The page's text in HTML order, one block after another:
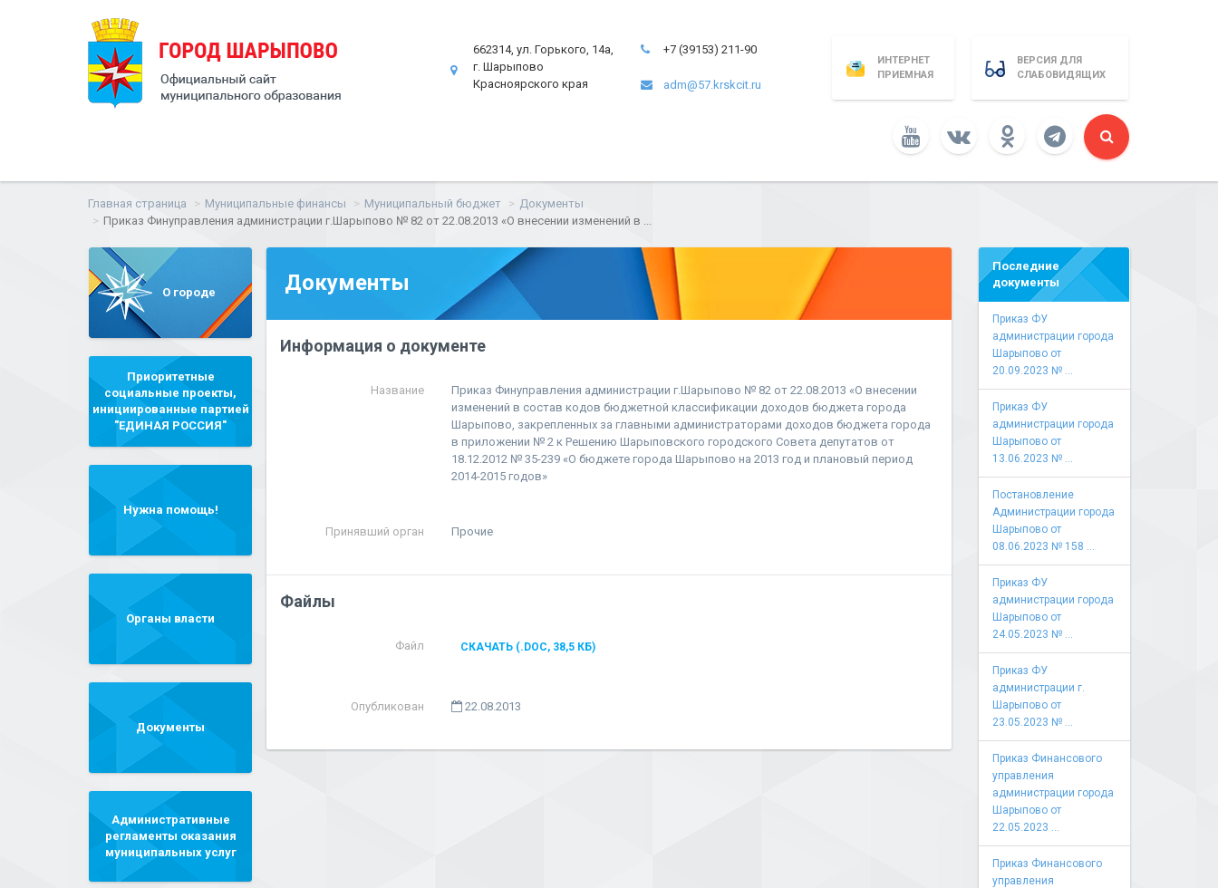
662314, ул. Горького, 14а,
г. Шарыпово
Красноярского края
+7 (39153) 211-90
adm@57.krskcit.ru
ИНТЕРНЕТ
ПРИЕМНАЯ
ВЕРСИЯ ДЛЯ
СЛАБОВИДЯЩИХ
Главная страница Муниципальные финансы Муниципальный бюджет
Документы
Приказ Финуправления администрации г.Шарыпово № 82 от 22.08.2013 «О внесении изменений в ...
О городе
Приоритетные
социальные проекты,
инициированные партией
"ЕДИНАЯ РОССИЯ"
Нужна помощь!
Органы власти
Документы
Административные
регламенты оказания
муниципальных услуг
Документы
Информация о документе
Название
Приказ Финуправления администрации г.Шарыпово № 82 от 22.08.2013 «О внесении
изменений в состав кодов бюджетной классификации доходов бюджета города
Шарыпово, закрепленных за главными администраторами доходов бюджета города
в приложении № 2 к Решению Шарыповского городского Совета депутатов от
18.12.2012 № 35-239 «О бюджете города Шарыпово на 2013 год и плановый период
2014-2015 годов»
Принявший орган Прочие
Файлы
Файл СКАЧАТЬ (.DOC, 38,5 КБ)
Опубликован 22.08.2013
Последние
документы
Приказ ФУ
администрации города
Шарыпово от
20.09.2023 № ...
Приказ ФУ
администрации города
Шарыпово от
13.06.2023 № ...
Постановление
Администрации города
Шарыпово от
08.06.2023 № 158 ...
Приказ ФУ
администрации города
Шарыпово от
24.05.2023 № ...
Приказ ФУ
администрации г.
Шарыпово от
23.05.2023 № ...
Приказ Финансового
управления
администрации города
Шарыпово от
22.05.2023 ...
Приказ Финансового
управления